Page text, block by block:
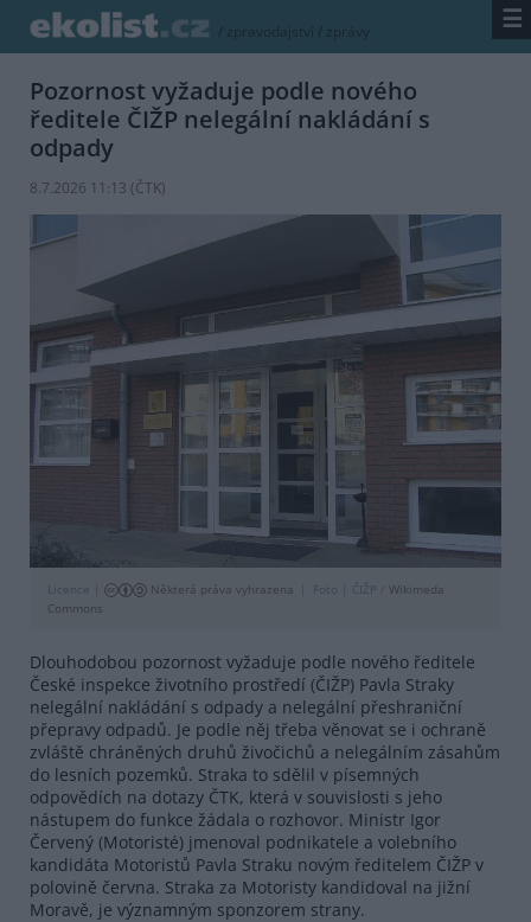
/ zpravodajství / zprávy ☰
Pozornost vyžaduje podle nového
ředitele ČIŽP nelegální nakládání s
odpady
8.7.2026 11:13 (ČTK)
Licence | Některá práva vyhrazena Foto | ČIŽP / Wikimeda
Commons
Dlouhodobou pozornost vyžaduje podle nového ředitele
České inspekce životního prostředí (ČIŽP) Pavla Straky
nelegální nakládání s odpady a nelegální přeshraniční
přepravy odpadů. Je podle něj třeba věnovat se i ochraně
zvláště chráněných druhů živočichů a nelegálním zásahům
do lesních pozemků. Straka to sdělil v písemných
odpovědích na dotazy ČTK, která v souvislosti s jeho
nástupem do funkce žádala o rozhovor. Ministr Igor
Červený (Motoristé) jmenoval podnikatele a volebního
kandidáta Motoristů Pavla Straku novým ředitelem ČIŽP v
polovině června. Straka za Motoristy kandidoval na jižní
Moravě, je významným sponzorem strany.